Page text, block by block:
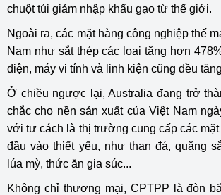
chuột túi giảm nhập khẩu gạo từ thế giới.
Ngoài ra, các mặt hàng công nghiệp thế
Nam như sắt thép các loại tăng hơn
điện, máy vi tính và linh kiện cũng đều
Ở chiều ngược lại, Australia đang trở
chắc cho nền sản xuất của Việt Nam
với tư cách là thị trường cung cấp các
đầu vào thiết yếu, như than đá, quặng
lúa mỳ, thức ăn gia súc...
Không chỉ thương mại, CPTPP là đòn